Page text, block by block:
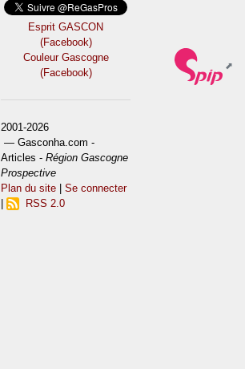
Esprit GASCON
(Facebook)
Couleur Gascogne
(Facebook)
2001-2026
— Gasconha.com -
Articles -Région Gascogne
Prospective
Plan du site |Se connecter
RSS 2.0